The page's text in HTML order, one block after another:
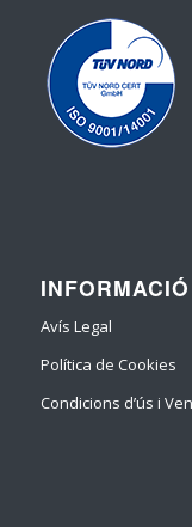
INFORMACIÓ
Avís Legal
Política de Cookies
Condicions d’ús i